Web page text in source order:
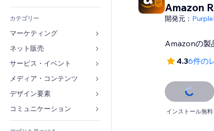
カテゴリー
マーケティング
広告
モバイル
アクセス解析
リスティング広告
ネット販売
ストア用アプリ
発送・配達
販売ボタン
サービス・イベント
ホテル
イベント
レストラン
不動産
メディア・コンテンツ
ギャラリー
音楽
ポッドキャスト
デザイン要素
マップ・ナビ
プライバシー・セキュリティ
フォーム
Amazon
開発元：
Amazonの製
4.36件の
インストール無料